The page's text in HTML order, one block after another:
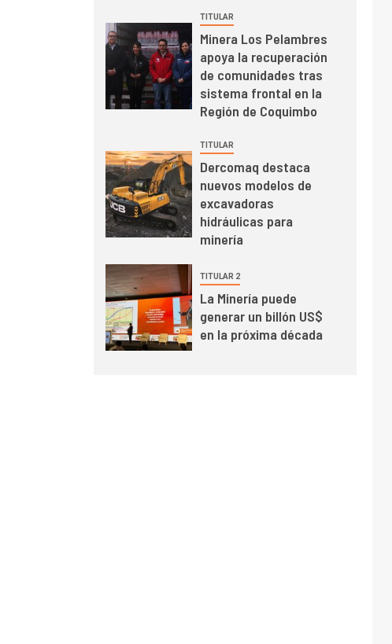
Informe bimensual de
Cochilco: precio del
cobre alcanza
máximos por escasez
de concentrados
5 I+D
Estudio revela cómo el
educación superior se
relacionan en zonas
mineras
6 I+D
BHP proyecta
producción de cobre
cercana a 2 millones
récord en Escondida
7 I+D
Codelco reporta Ebitda
de US$ 6.670 millones
y mejora sus
TITULAR
Minera Los Pelambres
apoya la recuperación
de comunidades tras
sistema frontal en la
Región de Coquimbo
TITULAR
Dercomaq destaca
nuevos modelos de
excavadoras
hidráulicas para
minería
TITULAR 2
La Minería puede
generar un billón US$
en la próxima década